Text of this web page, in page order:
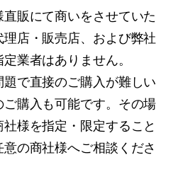
販にて商いをさせていた
店・販売店、および弊社
業者はありません。
で直接のご購入が難しい
購入も可能です。その場
様を指定・限定すること
の商社様へご相談くださ